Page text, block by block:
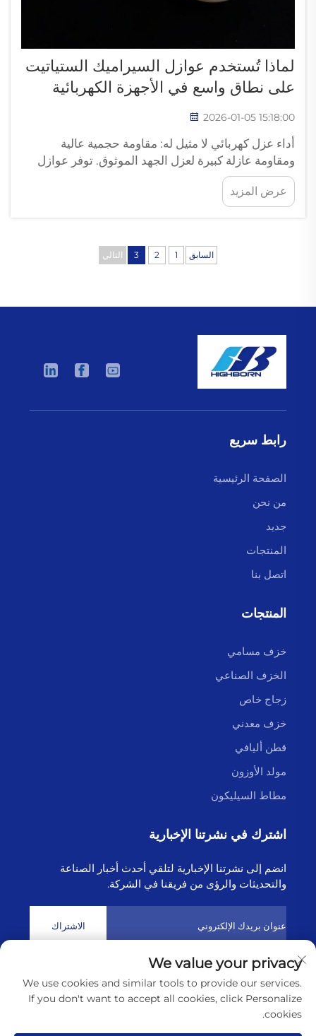
لماذا تُستخدم عوازل السيراميك الستياتيت
على نطاق واسع في الأجهزة الكهربائية
2026-01-05 15:18:00
أداء عزل كهربائي لا مثيل له: مقاومة حجمية عالية
ومقاومة عازلة كبيرة لعزل الجهد الموثوق. توفر عوازل
الخزف الستياتيت عزلًا كهربائيًا استثنائيًا بفضل مقاومتها
العازلة العالية.
عرض المزيد
السابق 1
2
3 التالي
رابط سريع
الصفحة الرئيسية
من نحن
جديد
المنتجات
اتصل بنا
المنتجات
خزف مسامي
الخزف الصناعي
زجاج خاص
خزف معدني
قطن أليافي
مولد الأوزون
مطاط السيليكون
اشترك في نشرتنا الإخبارية
انضم إلى نشرتنا الإخبارية لتلقي أحدث أخبار الصناعة
والتحديثات والرؤى من فريقنا في الشركة.
الاشتراك
حقوق النشر © 2025 بواسطة شركة لينيונגانغ هايبورن للتكنولوجيا
المحدودةسياسة الخصوصية
We value your privacy
We use cookies and similar tools to provide our services.
If you don't want to accept all cookies, click Personalize
cookies.